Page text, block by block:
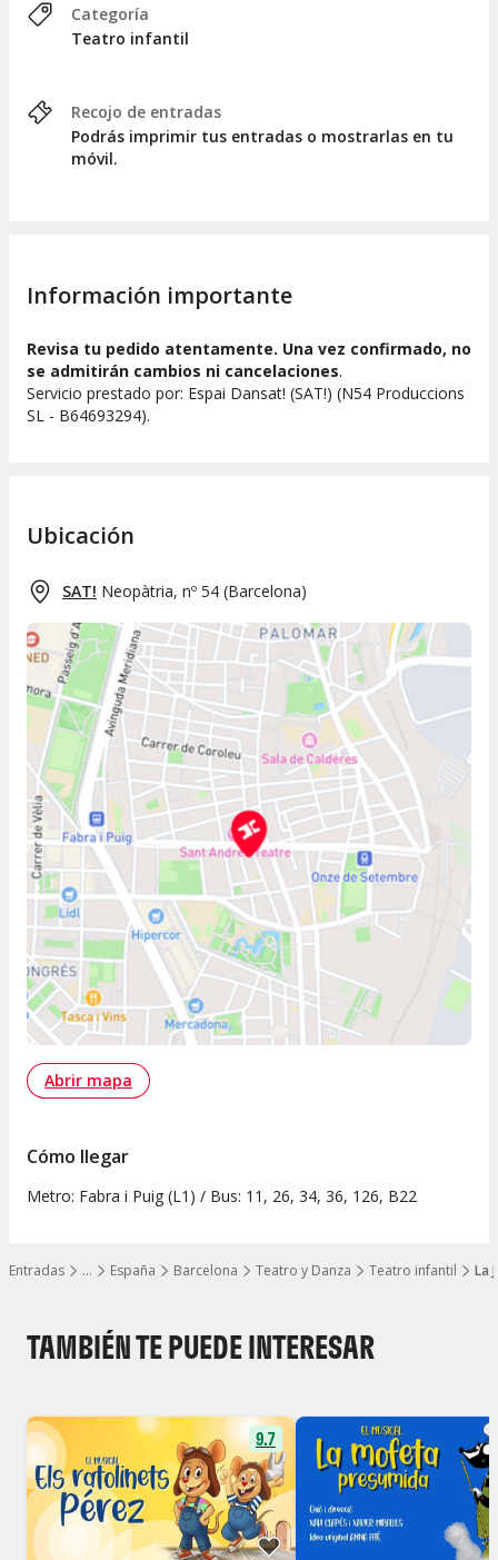
…
Mostrar todos los niveles
Entradas España Barcelona Teatro y Danza Teatro infantil La
Categoría
Teatro infantil
Recojo de entradas
Podrás imprimir tus entradas o mostrarlas en tu
móvil.
Información importante
Revisa tu pedido atentamente. Una vez confirmado, no
se admitirán cambios ni cancelaciones.
Servicio prestado por: Espai Dansat! (SAT!) (N54 Produccions
SL - B64693294).
Ubicación
SAT! Neopàtria, nº 54 (Barcelona)
Abrir mapa
Cómo llegar
Metro: Fabra i Puig (L1) / Bus: 11, 26, 34, 36, 126, B22
TAMBIÉN TE PUEDE INTERESAR
9.7